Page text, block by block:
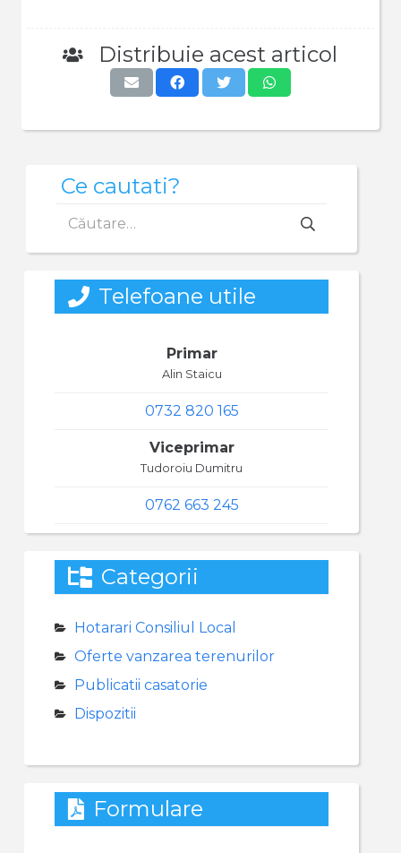
Distribuie acest articol
Ce cautati?
după:
Telefoane utile
Primar
Alin Staicu
0732 820 165
Viceprimar
Tudoroiu Dumitru
0762 663 245
Categorii
Hotarari Consiliul Local
Oferte vanzarea terenurilor
Publicatii casatorie
Dispozitii
Formulare